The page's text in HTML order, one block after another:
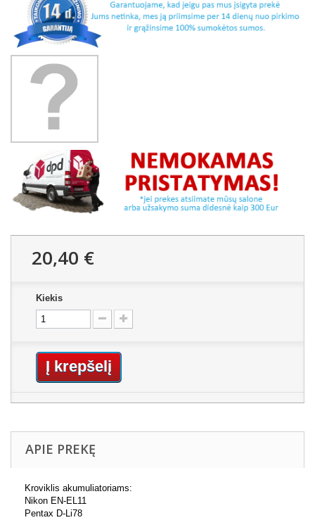
20,40 €
Kiekis
Į krepšelį
APIE PREKĘ
Kroviklis akumuliatoriams:
Nikon EN-EL11
Pentax D-Li78